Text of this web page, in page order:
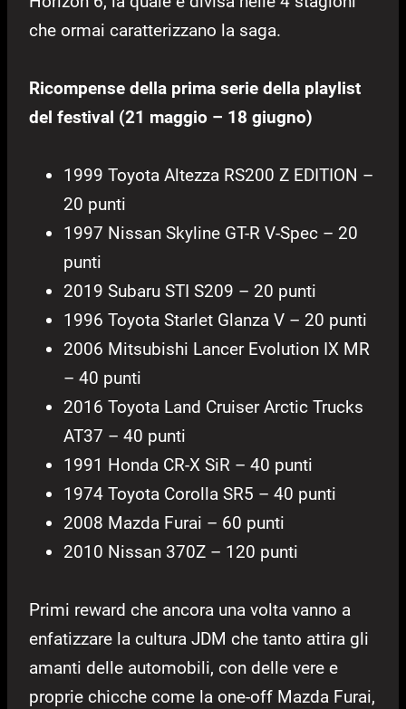
che ormai caratterizzano la saga.
Ricompense della prima serie della playlist
del festival (21 maggio – 18 giugno)
1999 Toyota Altezza RS200 Z EDITION –
20 punti
1997 Nissan Skyline GT-R V-Spec – 20
punti
2019 Subaru STI S209 – 20 punti
1996 Toyota Starlet Glanza V – 20 punti
2006 Mitsubishi Lancer Evolution IX MR
– 40 punti
2016 Toyota Land Cruiser Arctic Trucks
AT37 – 40 punti
1991 Honda CR-X SiR – 40 punti
1974 Toyota Corolla SR5 – 40 punti
2008 Mazda Furai – 60 punti
2010 Nissan 370Z – 120 punti
Primi reward che ancora una volta vanno a
enfatizzare la cultura JDM che tanto attira gli
amanti delle automobili, con delle vere e
proprie chicche come la one-off Mazda Furai,